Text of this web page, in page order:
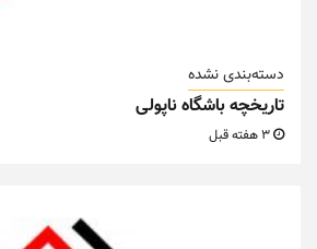
دسته‌بندی نشده
تاریخچه باشگاه ناپولی